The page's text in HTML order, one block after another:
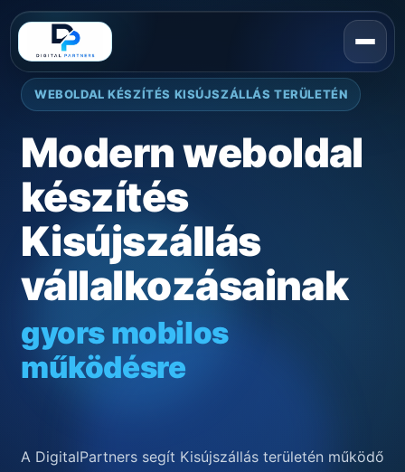
WEBOLDAL KÉSZÍTÉS KISÚJSZÁLLÁS TERÜLETÉN
Modern weboldal
készítés
Kisújszállás
vállalkozásainak
gyors mobilos
működésre
A DigitalPartners segít Kisújszállás területén működő